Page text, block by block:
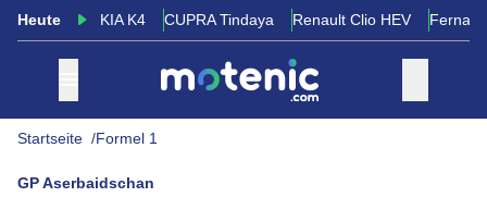
Heute KIA K4 CUPRA Tindaya Renault Clio HEV
Startseite Formel 1
GP Aserbaidschan